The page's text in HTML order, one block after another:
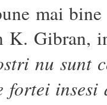
mai
K. Gibran,
nu sunt
fortei insesi